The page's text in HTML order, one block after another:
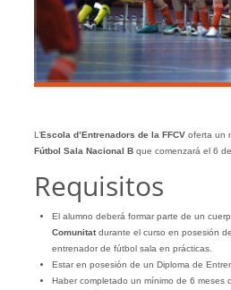
L’Escola d’Entrenadors de la FFCV oferta un
Fútbol Sala Nacional Bque comenzará el 6
Requisitos
El alumno deberá formar parte de un
Comunitatdurante el curso en posesión
entrenador de fútbol sala en prácticas.
Estar en posesión de un Diploma de
Haber completado un mínimo de 6 meses